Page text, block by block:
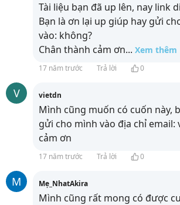
Tài liệu bạn đã up lên, nay link
Bạn là ơn lại up giúp hay gửi
vào: không?
Chân thành cảm ơn... Xem thêm
17 năm trước Trả lời 0
V vietdn
Mình cũng muốn có cuốn này,
gửi cho mình vào địa chỉ email:
cảm ơn
17 năm trước Trả lời 0
M Mẹ_NhatAkira
Mình cũng rất mong có được